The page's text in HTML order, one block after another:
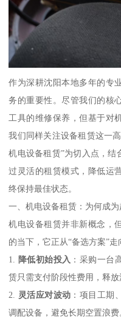
作为深耕沈阳本地多年的专
务的重要性。尽管我们的核
工具的维修保养，但基于对
我们同样关注设备租赁这一
机电设备租赁”为切入点，结
过灵活的租赁模式，降低运
终保持最佳状态。
一、机电设备租赁：为何成
机电设备租赁并非新概念，
的当下，它正从“备选方案”走
1.
降低初始投入 ：采购一台
赁只需支付阶段性费用，释放
2. 灵活应对波动 ：项目工期
调配设备，避免长期空置浪费